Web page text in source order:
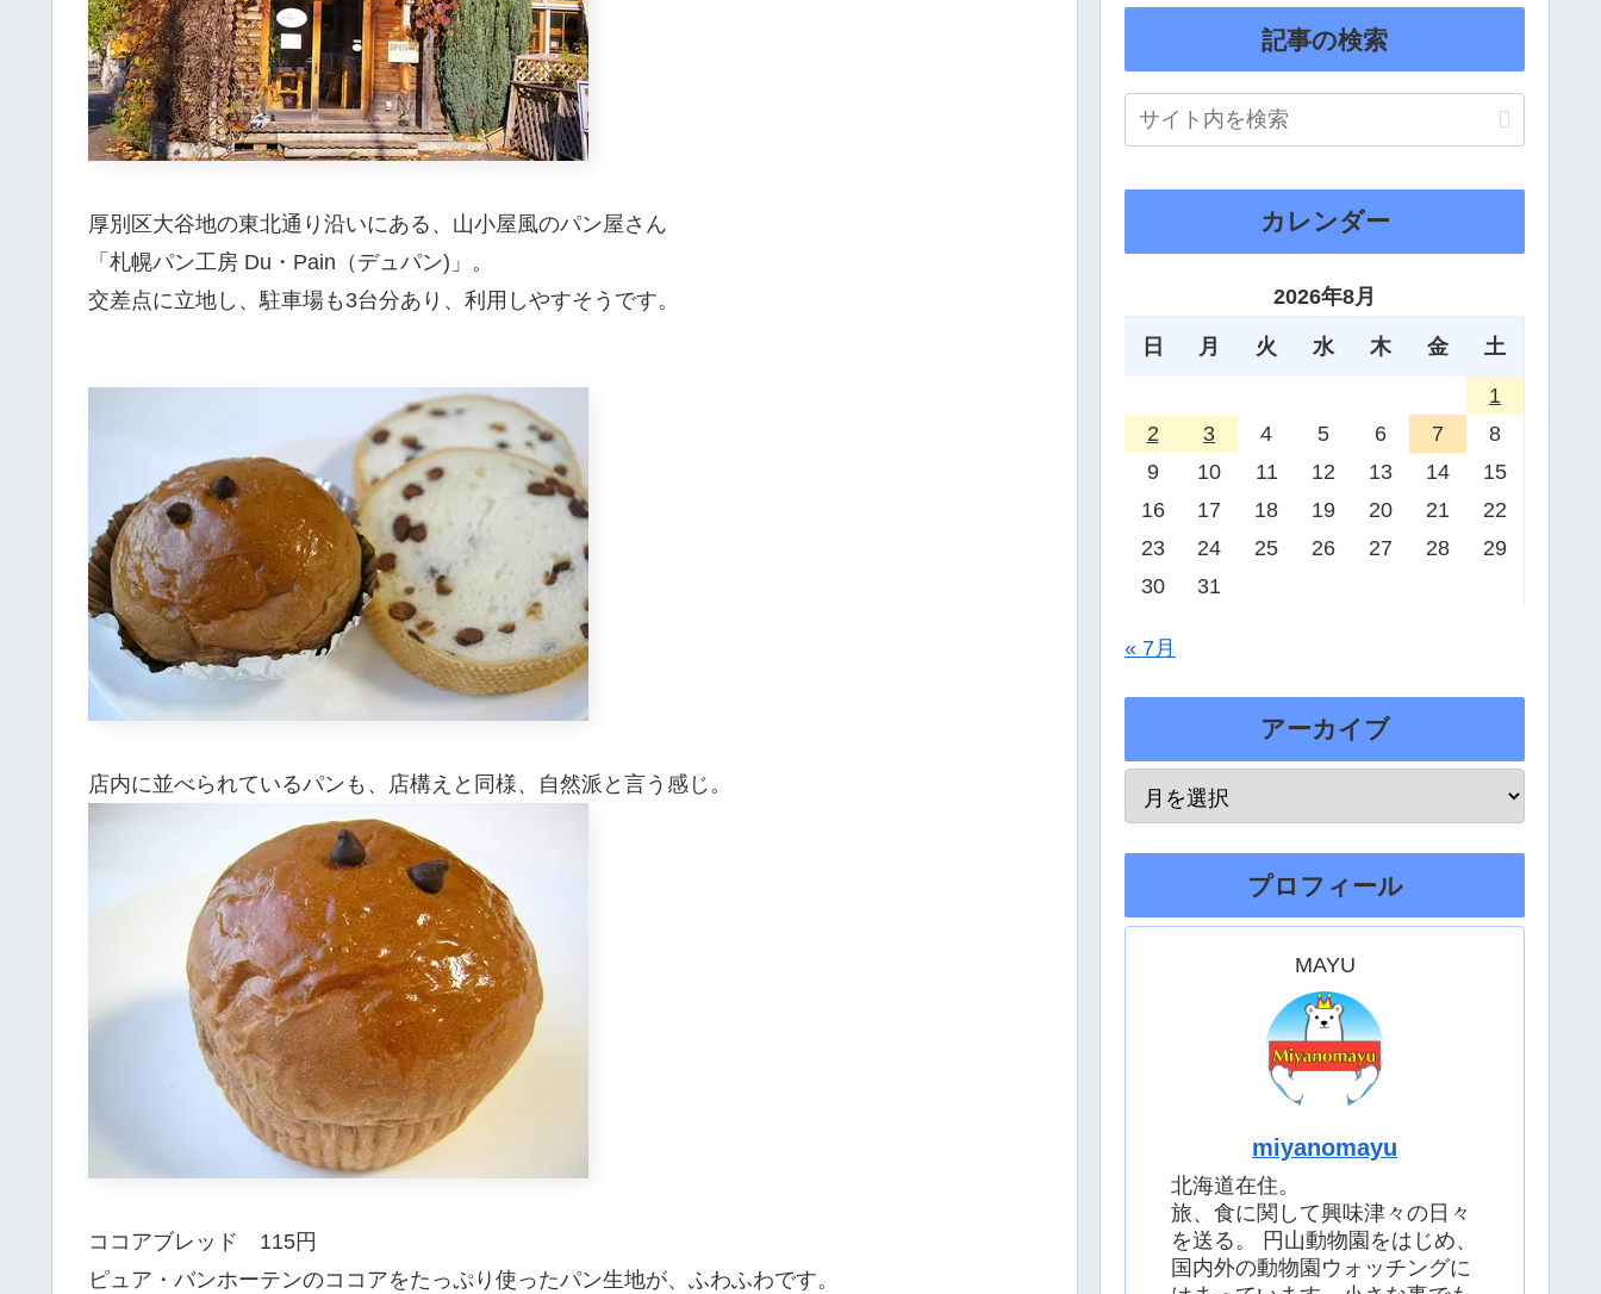
厚別区大谷地の東北通り沿いにある、山小屋風のパン屋さん
「札幌パン工房 Du・Pain（デュパン)」。
交差点に立地し、駐車場も3台分あり、利用しやすそうです。
店内に並べられているパンも、店構えと同様、自然派と言う感じ。
ココアブレッド 115円
ピュア・バンホーテンのココアをたっぷり使ったパン生地が、ふわふわです。
記事の検索
カレンダー
2026年8月
日 月 火 水 木 金 土
1
2
3 4 5 6 7
8
9
10 11 12 13 14
15
16
17 18 19 20 21
22
23
24 25 26 27 28
29
30
31
« 7月
アーカイブ
プロフィール
MAYU
miyanomayu
北海道在住。
旅、食に関して興味津々の日々
を送る。 円山動物園をはじめ、
国内外の動物園ウォッチングに